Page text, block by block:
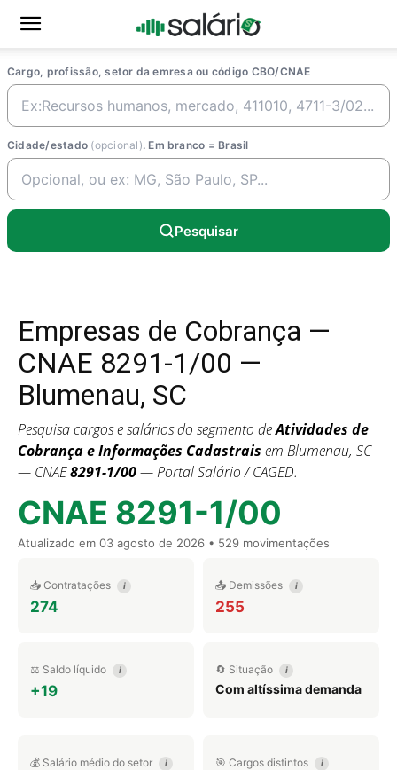
Cargo, profissão, setor da emresa ou código CBO/CNAE
Cidade/estado (opcional). Em branco = Brasil
Pesquisar
Empresas de Cobrança —
CNAE 8291-1/00 —
Blumenau, SC
Pesquisa cargos e salários do segmento deAtividades de
Cobrança e Informações Cadastrais em Blumenau, SC
— CNAE8291-1/00— Portal Salário / CAGED.
CNAE 8291-1/00
Atualizado em 03 agosto de 2026 • 529 movimentações
📥 Contratações i
274
📤 Demissões i
255
⚖️ Saldo líquido i
+19
🔄 Situação i
Com altíssima demanda
💰 Salário médio do setor i 🎯 Cargos distintos i